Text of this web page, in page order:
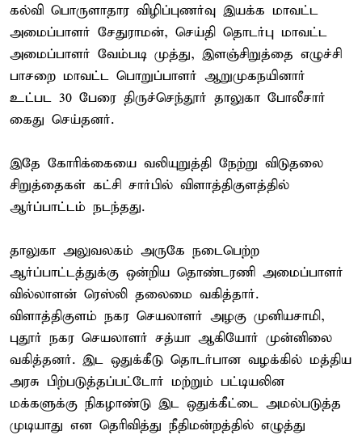
கல்வி பொருளாதார விழிப்புணர்வு இயக்க மாவட்ட
அமைப்பாளர் சேதுராமன், செய்தி தொடர்பு மாவட்ட
அமைப்பாளர் வேம்படி முத்து, இளஞ்சிறுத்தை எழுச்சி
பாசறை மாவட்ட பொறுப்பாளர் ஆறுமுகநயினார்
உட்பட 30 பேரை திருச்செந்தூர் தாலுகா போலீசார்
கைது செய்தனர்.
இதே கோரிக்கையை வலியுறுத்தி நேற்று விடுதலை
சிறுத்தைகள் கட்சி சார்பில் விளாத்திகுளத்தில்
ஆர்ப்பாட்டம் நடந்தது.
தாலுகா அலுவலகம் அருகே நடைபெற்ற
ஆர்ப்பாட்டத்துக்கு ஒன்றிய தொண்டரணி அமைப்பாளர்
வில்லாளன் ரெஸ்லி தலைமை வகித்தார்.
விளாத்திகுளம் நகர செயலாளர் அழகு முனியசாமி,
புதூர் நகர செயலாளர் சத்யா ஆகியோர் முன்னிலை
வகித்தனர். இட ஒதுக்கீடு தொடர்பான வழக்கில் மத்திய
அரசு பிற்படுத்தப்பட்டோர் மற்றும் பட்டியலின
மக்களுக்கு நிகழாண்டு இட ஒதுக்கீட்டை அமல்படுத்த
முடியாது என தெரிவித்து நீதிமன்றத்தில் எழுத்து